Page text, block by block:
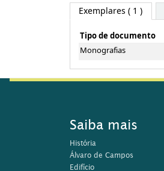
Exemplares ( 1 )
Exemplares
Tipo de documento
Monografias
Saiba mais
História
Álvaro de Campos
Edifício